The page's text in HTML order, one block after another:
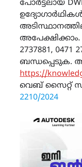
പോർട്ടലായ
അപേക്ഷിക്കാം.
2737881,
ബന്ധപ്പെടുക.
https://
വെബ് സൈറ്റ്
2210/2024